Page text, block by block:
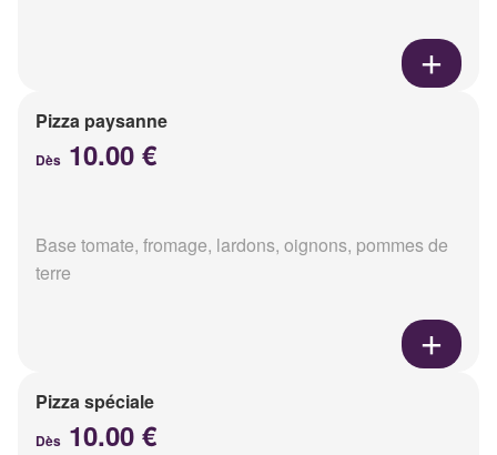
Pizza paysanne
Dès 10.00 €
Base tomate, fromage, lardons, oignons, pommes de
terre
Pizza spéciale
Dès 10.00 €